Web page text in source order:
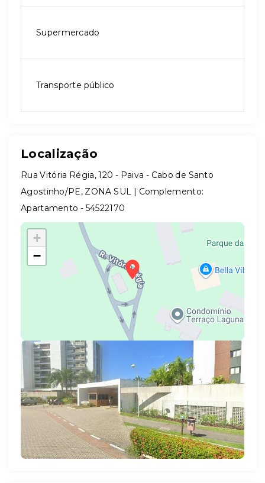
Supermercado
Transporte público
Localização
Rua Vitória Régia, 120 - Paiva - Cabo de Santo
Agostinho/PE, ZONA SUL | Complemento:
Apartamento - 54522170
+
−